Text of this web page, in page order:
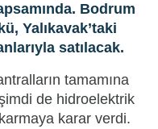
Bodrum
Yalıkavak’taki
satılacak.
tamamına
de hidroelektrik
karar verdi.